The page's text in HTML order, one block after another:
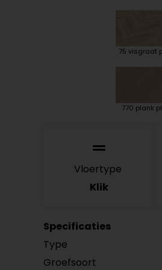
75 visgraat
770 plank
Vloertype
Klik
Specificaties
Type
Groefsoort